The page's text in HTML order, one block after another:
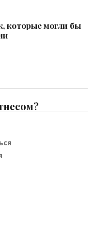
которые могли бы